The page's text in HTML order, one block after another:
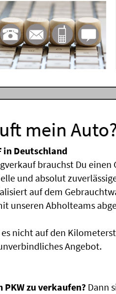
mein
in Deutschland
brauchst Du
und absolut
auf dem
unseren Abholteams
nicht auf den
Angebot.
PKW zu verkaufen? Dann